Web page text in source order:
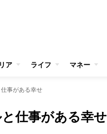
ア ライフ マネー
事がある幸せ
仕事がある幸せ